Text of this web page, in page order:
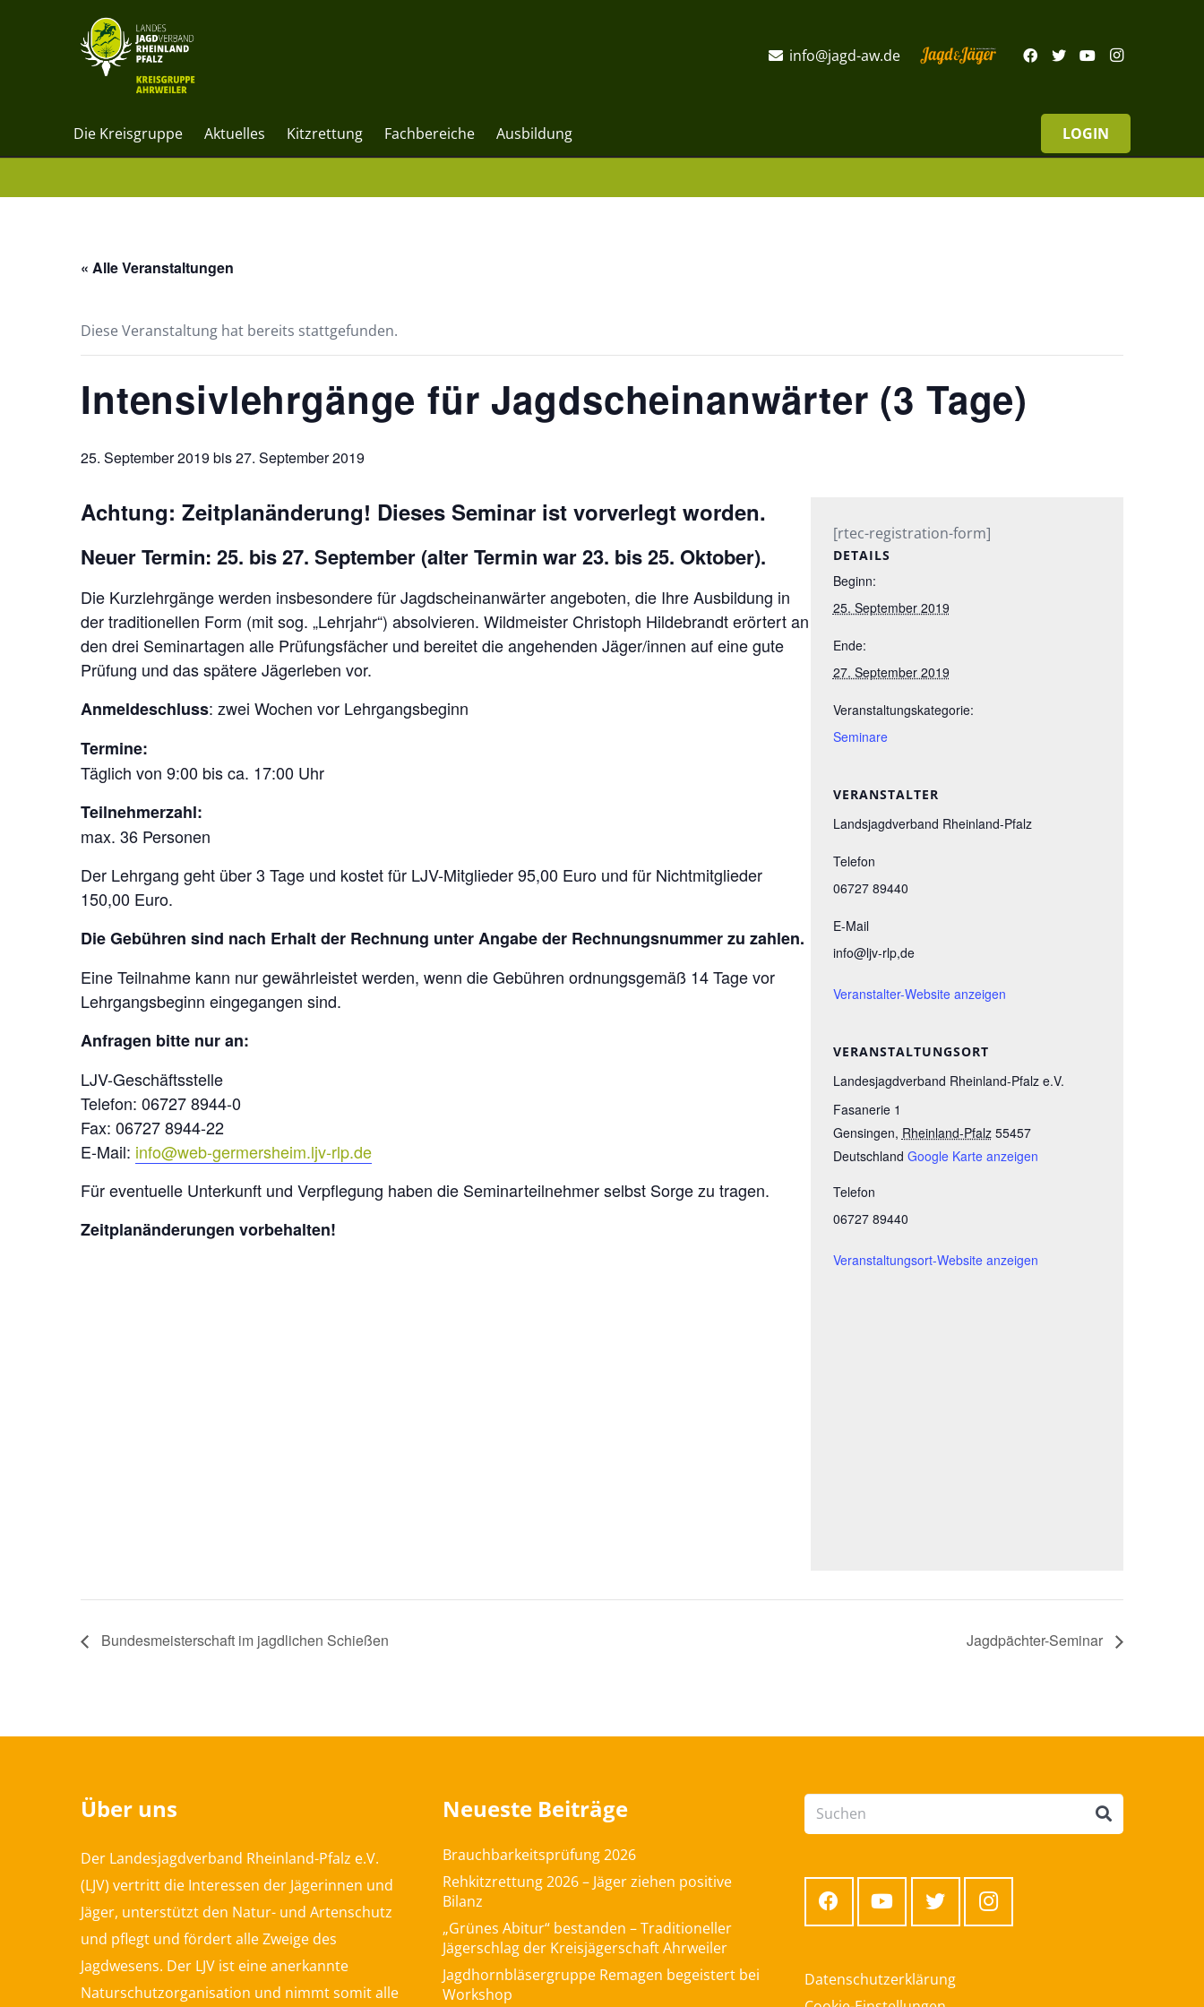
info@jagd-aw.de
Die Kreisgruppe Aktuelles Kitzrettung Fachbereiche Ausbildung LOGIN
« Alle Veranstaltungen
Diese Veranstaltung hat bereits stattgefunden.
Intensivlehrgänge für Jagdscheinanwärter (3 Tage)
25. September 2019 bis27. September 2019
Achtung: Zeitplanänderung! Dieses Seminar ist vorverlegt worden.
Neuer Termin: 25. bis 27. September (alter Termin war 23. bis 25. Oktober).
Die Kurzlehrgänge werden insbesondere für Jagdscheinanwärter angeboten, die Ihre Ausbildung in
der traditionellen Form (mit sog. „Lehrjahr“) absolvieren. Wildmeister Christoph Hildebrandt erörtert an
den drei Seminartagen alle Prüfungsfächer und bereitet die angehenden Jäger/innen auf eine gute
Prüfung und das spätere Jägerleben vor.
Anmeldeschluss: zwei Wochen vor Lehrgangsbeginn
Termine:
Täglich von 9:00 bis ca. 17:00 Uhr
Teilnehmerzahl:
max. 36 Personen
Der Lehrgang geht über 3 Tage und kostet für LJV-Mitglieder 95,00 Euro und für Nichtmitglieder
150,00 Euro.
Die Gebühren sind nach Erhalt der Rechnung unter Angabe der Rechnungsnummer zu zahlen.
Eine Teilnahme kann nur gewährleistet werden, wenn die Gebühren ordnungsgemäß 14 Tage vor
Lehrgangsbeginn eingegangen sind.
Anfragen bitte nur an:
LJV-Geschäftsstelle
Telefon: 06727 8944-0
Fax: 06727 8944-22
E-Mail: info@web-germersheim.ljv-rlp.de
Für eventuelle Unterkunft und Verpflegung haben die Seminarteilnehmer selbst Sorge zu tragen.
Zeitplanänderungen vorbehalten!
[rtec-registration-form]
DETAILS
Beginn:
25. September 2019
Ende:
27. September 2019
Veranstaltungskategorie:
Seminare
VERANSTALTER
Landsjagdverband Rheinland-Pfalz
Telefon
06727 89440
E-Mail
info@ljv-rlp,de
Veranstalter-Website anzeigen
VERANSTALTUNGSORT
Landesjagdverband Rheinland-Pfalz e.V.
Fasanerie 1
Gensingen, Rheinland-Pfalz 55457
Deutschland Google Karte anzeigen
Telefon
06727 89440
Veranstaltungsort-Website anzeigen
Bundesmeisterschaft im jagdlichen Schießen Jagdpächter-Seminar
Über uns
Der Landesjagdverband Rheinland-Pfalz e.V.
(LJV) vertritt die Interessen der Jägerinnen und
Jäger, unterstützt den Natur- und Artenschutz
und pflegt und fördert alle Zweige des
Jagdwesens. Der LJV ist eine anerkannte
Naturschutzorganisation und nimmt somit alle
Neueste Beiträge
Brauchbarkeitsprüfung 2026
Rehkitzrettung 2026 – Jäger ziehen positive
Bilanz
„Grünes Abitur“ bestanden – Traditioneller
Jägerschlag der Kreisjägerschaft Ahrweiler
Jagdhornbläsergruppe Remagen begeistert bei
Workshop
Datenschutzerklärung